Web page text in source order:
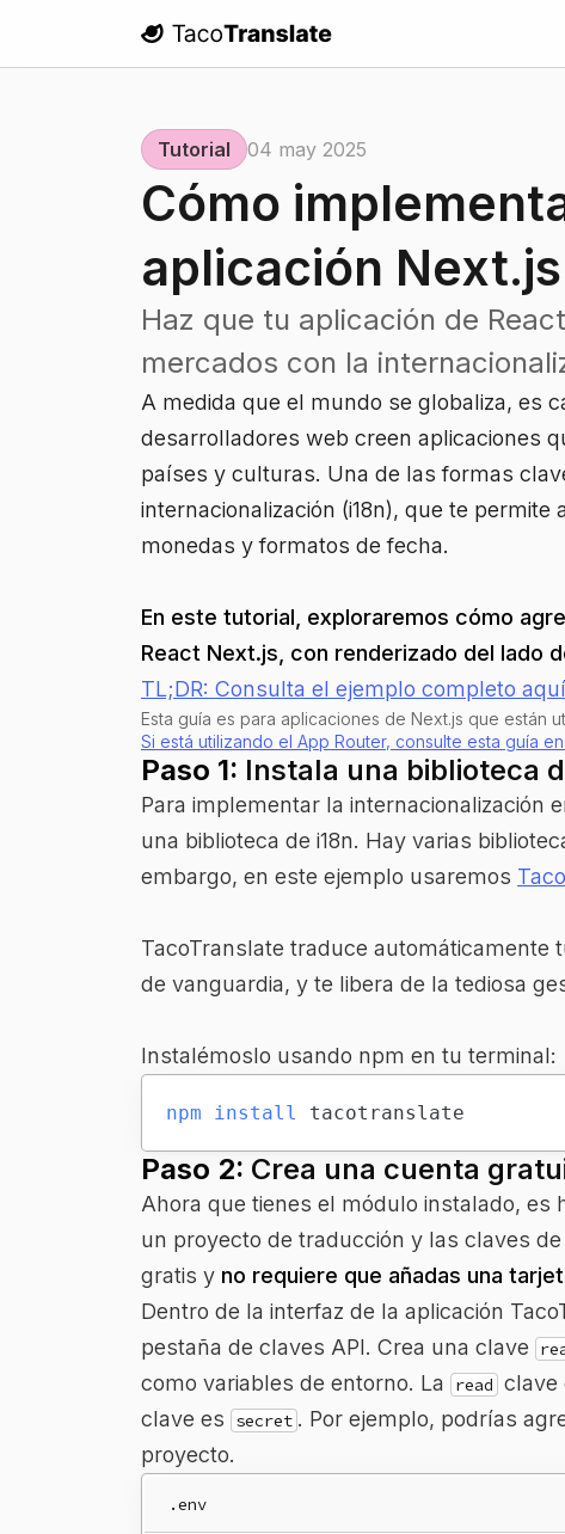
TacoTranslate
Tutorial 04 may 2025
Cómo
aplicación
Haz que tu aplicación de
mercados con la
A medida que el mundo se globaliza, es
desarrolladores web creen aplicaciones
países y culturas. Una de las formas
internacionalización (i18n), que te
monedas y formatos de fecha.
En este tutorial, exploraremos cómo
React Next.js, con renderizado del lado
TL;DR: Consulta el ejemplo completo
Esta guía es para aplicaciones de Next.js que están
Si está utilizando el App Router, consulte esta guía en
Paso 1: Instala una biblioteca
Para implementar la internacionalización
una biblioteca de i18n. Hay varias
embargo, en este ejemplo usaremos
TacoTranslate traduce automáticamente
de vanguardia, y te libera de la tediosa
Instalémoslo usando npm en tu terminal:
npm install tacotranslate
Paso 2: Crea una cuenta
Ahora que tienes el módulo instalado, es
un proyecto de traducción y las claves de
gratis y no requiere que añadas una
Dentro de la interfaz de la aplicación
pestaña de claves API. Crea una clave
como variables de entorno. La
read clave
clave es secret . Por ejemplo, podrías
proyecto.
.env